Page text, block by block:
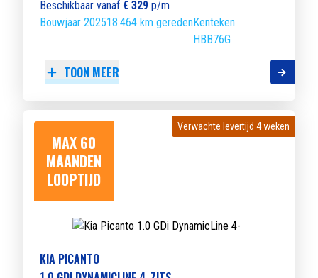
Beschikbaar vanaf € 329 p/m
Bouwjaar 202518.464 km geredenKenteken
HBB76G
TOON MEER
MAX 60
MAANDEN
LOOPTIJD
Verwachte levertijd 4 weken
Verwachte levertijd 4 weken
KIA PICANTO